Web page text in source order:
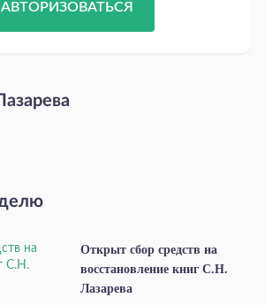
АВТОРИЗОВАТЬСЯ
Открыт сбор средств на
восстановление книг С.Н.
Лазарева